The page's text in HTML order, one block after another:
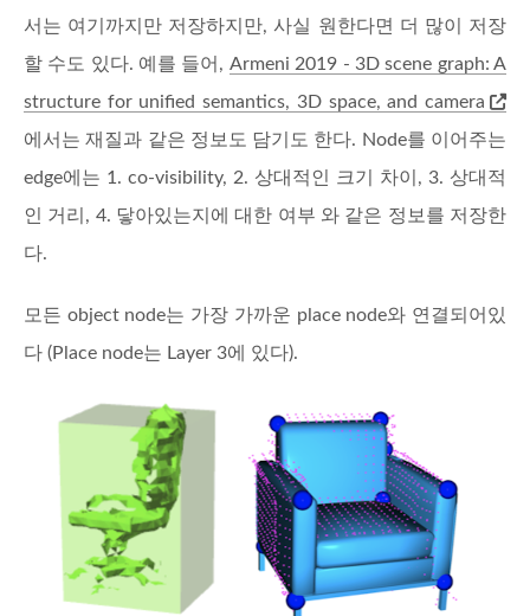
서는 여기까지만 저장하지만, 사실 원한다면 더 많이 저장
할 수도 있다. 예를 들어, Armeni 2019 - 3D scene graph: A
structure for unified semantics, 3D space, and camera
에서는 재질과 같은 정보도 담기도 한다. Node를 이어주는
edge에는 1. co-visibility, 2. 상대적인 크기 차이, 3. 상대적
인 거리, 4. 닿아있는지에 대한 여부 와 같은 정보를 저장한
다.
모든 object node는 가장 가까운 place node와 연결되어있
다 (Place node는 Layer 3에 있다).